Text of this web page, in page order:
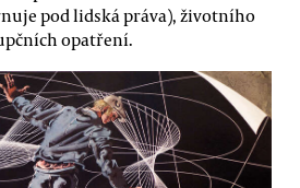
pod lidská práva), životního
opatření.